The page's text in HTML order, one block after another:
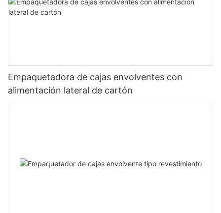
Empaquetadora de cajas envolventes con
alimentación lateral de cartón